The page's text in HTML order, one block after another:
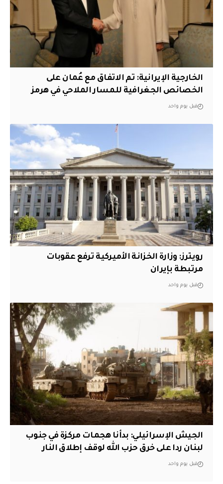
‏الخارجية الإيرانية: تم الاتفاق مع عُمان على
الخصائص الجغرافية للمسار الملاحي في هرمز
قبل يوم واحد
‏رويترز: وزارة الخزانة الأميركية ترفع عقوبات
مرتبطة بإيران
قبل يوم واحد
الجيش الإسرائيلي: بدأنا هجمات مركزة في جنوب
لبنان ردا على خرق حزب الله لوقف إطلاق النار
قبل يوم واحد